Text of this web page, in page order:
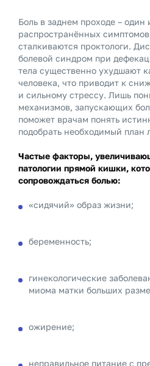
Боль в заднем проходе – один
распространённых
сталкиваются проктологи.
болевой синдром при
тела существенно ухудшают
человека, что приводит к
и сильному стрессу. Лишь
механизмов, запускающих
поможет врачам понять
подобрать необходимый план
Частые факторы,
патологии прямой кишки,
сопровождаться болью:
«сидячий» образ жизни;
беременность;
гинекологические
миома матки больших
ожирение;
неправильное питание с